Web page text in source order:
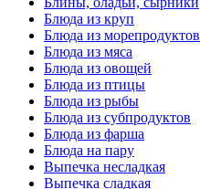
Блюда из круп
Блюда из морепродуктов
Блюда из мяса
Блюда из овощей
Блюда из птицы
Блюда из рыбы
Блюда из субпродуктов
Блюда из фарша
Блюда на пару
Выпечка несладкая
Выпечка сладкая